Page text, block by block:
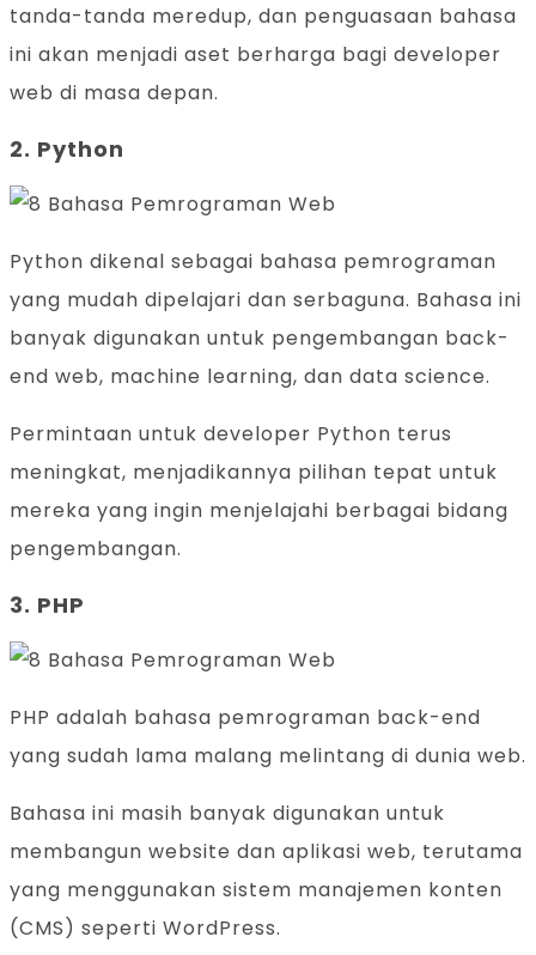
tanda-tanda meredup, dan penguasaan bahasa
ini akan menjadi aset berharga bagi developer
web di masa depan.
2. Python
Python dikenal sebagai bahasa pemrograman
yang mudah dipelajari dan serbaguna. Bahasa ini
banyak digunakan untuk pengembangan back-
end web, machine learning, dan data science.
Permintaan untuk developer Python terus
meningkat, menjadikannya pilihan tepat untuk
mereka yang ingin menjelajahi berbagai bidang
pengembangan.
3. PHP
PHP adalah bahasa pemrograman back-end
yang sudah lama malang melintang di dunia web.
Bahasa ini masih banyak digunakan untuk
membangun website dan aplikasi web, terutama
yang menggunakan sistem manajemen konten
(CMS) seperti WordPress.